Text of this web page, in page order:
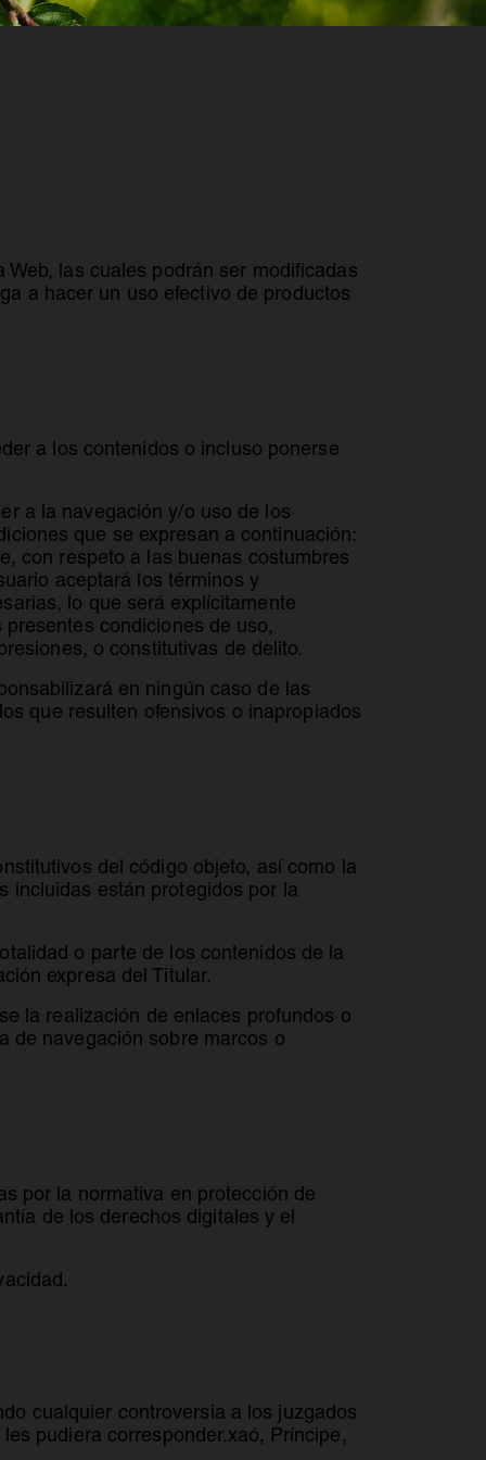
las cuales podrán ser modificadas
a hacer un uso efectivo de productos
a los contenidos o incluso ponerse
a la navegación y/o uso de los
que se expresan a continuación:
con respeto a las buenas costumbres
aceptará los términos y
lo que será explícitamente
condiciones de uso,
o constitutivas de delito.
en ningún caso de las
que resulten ofensivos o inapropiados
del código objeto, así como la
incluidas están protegidos por la
o parte de los contenidos de la
expresa del Titular.
la realización de enlaces profundos o
de navegación sobre marcos o
por la normativa en protección de
de los derechos digitales y el
cualquier controversia a los juzgados
pudiera corresponder.xaó, Príncipe,